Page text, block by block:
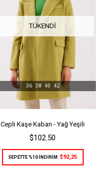
TÜKENDI
Cepli Kaşe Kaban - Yağ Yeşili
$102.50
36 38 40 42
SEPETTE %10 İNDİRİM $92,25